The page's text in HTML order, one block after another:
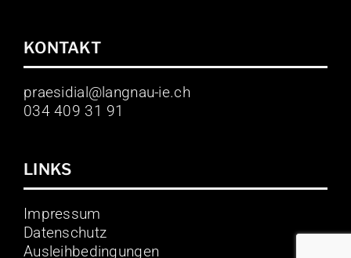
KONTAKT
praesidial@langnau-ie.ch
034 409 31 91
LINKS
Impressum
Datenschutz
Ausleihbedingungen